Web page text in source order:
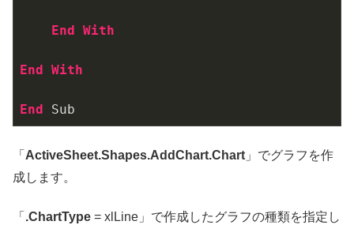
End With
End With
End
「 ActiveSheet.Shapes.AddChart.Chart 」でグラフを作
成します。
「 .ChartType = xlLine」で作成したグラフの種類を指定し